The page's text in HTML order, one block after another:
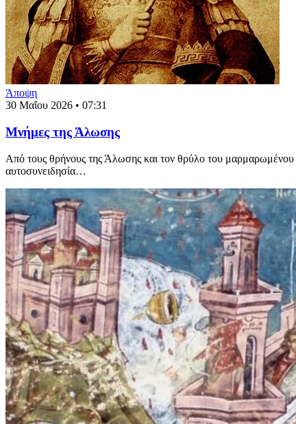
Άποψη
30 Μαΐου 2026 • 07:31
Μνήμες της Άλωσης
Από τους θρήνους της Άλωσης και τον θρύλο του μαρμαρωμένου
αυτοσυνειδησία…